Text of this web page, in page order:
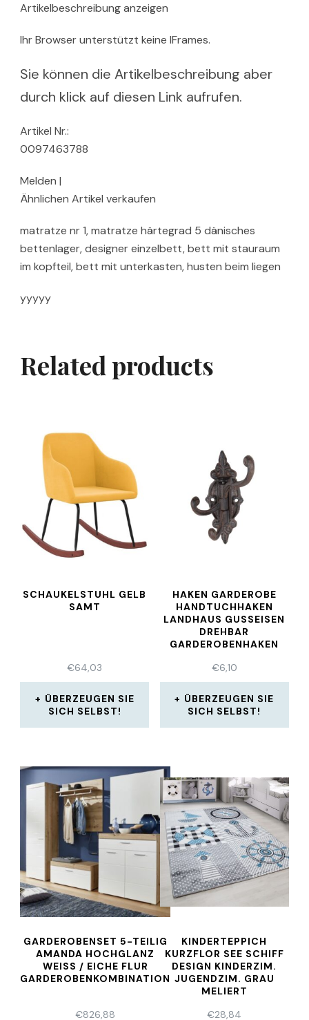
Artikelbeschreibung anzeigen
Ihr Browser unterstützt keine IFrames.
Sie können die Artikelbeschreibung aber
durch klick auf diesen Link aufrufen.
Artikel Nr.:
0097463788
Melden |
Ähnlichen Artikel verkaufen
matratze nr 1, matratze härtegrad 5 dänisches
bettenlager, designer einzelbett, bett mit stauraum
im kopfteil, bett mit unterkasten, husten beim liegen
yyyyy
Related products
SCHAUKELSTUHL GELB
SAMT
€64,03
ÜBERZEUGEN SIE
SICH SELBST!
HAKEN GARDEROBE
HANDTUCHHAKEN
LANDHAUS GUSSEISEN
DREHBAR
GARDEROBENHAKEN
€6,10
ÜBERZEUGEN SIE
SICH SELBST!
GARDEROBENSET 5-TEILIG
AMANDA HOCHGLANZ
WEISS / EICHE FLUR G
ARDEROBENKOMBINATION
€826,88
KINDERTEPPICH
KURZFLOR SEE SCHIFF
DESIGN KINDERZIM.
JUGENDZIM. GRAU
MELIERT
€28,84